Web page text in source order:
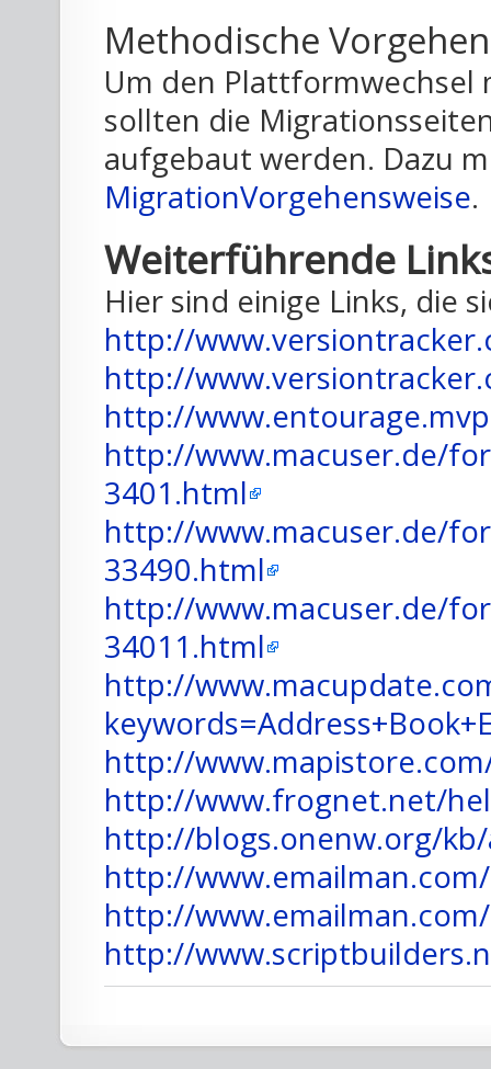
Methodische
Um den Plattformwechsel
sollten die
aufgebaut werden. Dazu
MigrationVorgehensweise.
Weiterführende
Hier sind einige Links, die
http://
http://
http://
http://www.macuser.de/
3401.html
http://www.macuser.de/
33490.html
http://www.macuser.de/
34011.html
http://
http://
http://www.frognet.net/
http://blogs.onenw.org/
http://
http://
http://